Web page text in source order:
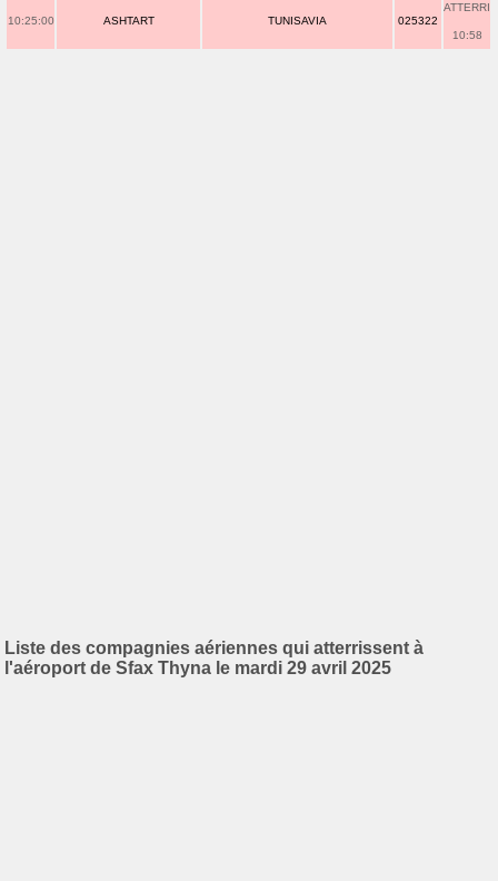
10:25:00 ASHTART TUNISAVIA 025322
ATTERRI
10:58
Liste des compagnies aériennes qui atterrissent à
l'aéroport de Sfax Thyna le mardi 29 avril 2025